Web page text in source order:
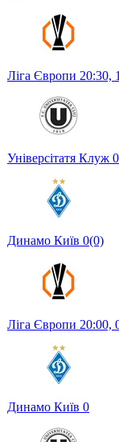
Ліга Європи 20:30,
Універсітатя Клуж 0
Динамо Київ 0(0)
Ліга Європи 20:00,
Динамо Київ 0